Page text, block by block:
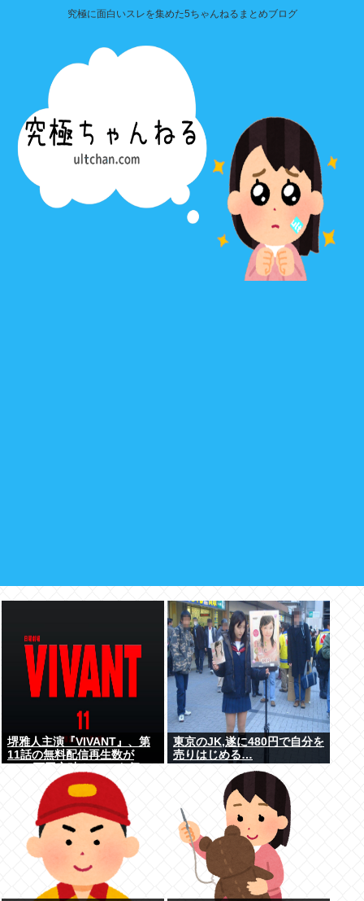
究極に面白いスレを集めた5ちゃんねるまとめブログ
堺雅人主演『VIVANT』、第
11話の無料配信再生数が
入り登録者数は300万超えで
TBS連ドラ歴代トップ
東京のJK,遂に480円で自分を
売りはじめる…